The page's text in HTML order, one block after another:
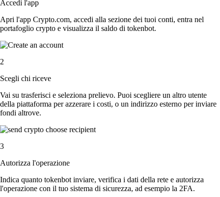
Accedi l'app
Apri l'app Crypto.com, accedi alla sezione dei tuoi conti, entra nel
portafoglio crypto e visualizza il saldo di tokenbot.
2
Scegli chi riceve
Vai su trasferisci e seleziona prelievo. Puoi scegliere un altro utente
della piattaforma per azzerare i costi, o un indirizzo esterno per inviare
fondi altrove.
3
Autorizza l'operazione
Indica quanto tokenbot inviare, verifica i dati della rete e autorizza
l'operazione con il tuo sistema di sicurezza, ad esempio la 2FA.